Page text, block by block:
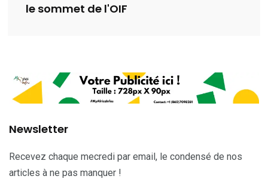
le sommet de l'OIF
Newsletter
Recevez chaque mecredi par email, le condensé de nos
articles à ne pas manquer !